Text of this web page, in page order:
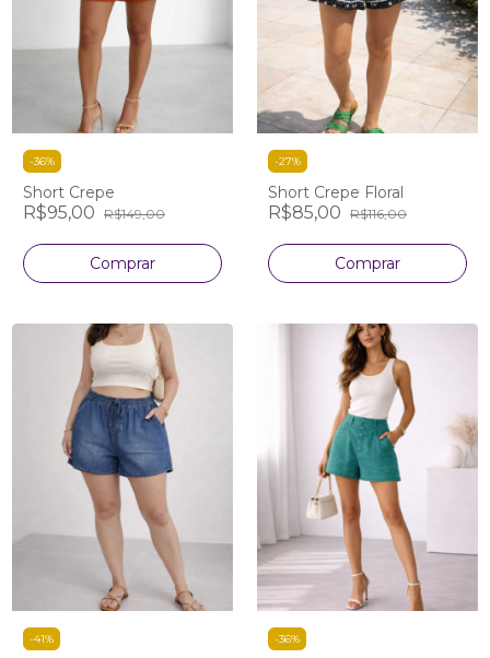
-36%
Short Crepe
R$95,00 R$149,00
Comprar
-27%
Short Crepe Floral
R$85,00 R$116,00
Comprar
-41% -36%